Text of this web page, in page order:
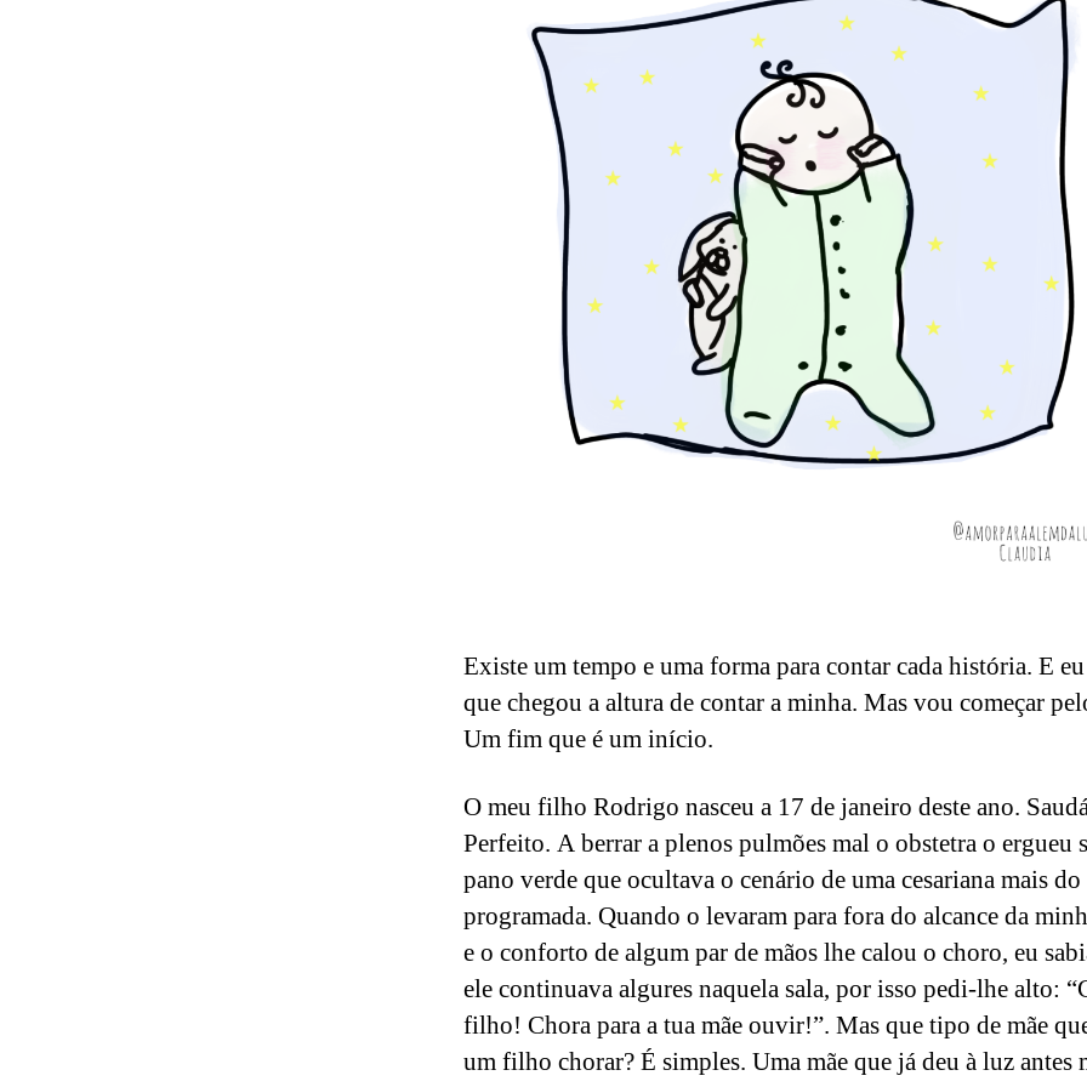
Existe um tempo e uma forma para contar cada história. E
que chegou a altura de contar a minha. Mas vou começar
Um fim que é um início.
O meu filho Rodrigo nasceu a 17 de janeiro deste ano.
Perfeito. A berrar a plenos pulmões mal o obstetra o ergueu
pano verde que ocultava o cenário de uma cesariana mais
programada. Quando o levaram para fora do alcance da
e o conforto de algum par de mãos lhe calou o choro, eu
ele continuava algures naquela sala, por isso pedi-lhe alto:
filho! Chora para a tua mãe ouvir!”. Mas que tipo de mãe
um filho chorar? É simples. Uma mãe que já deu à luz antes